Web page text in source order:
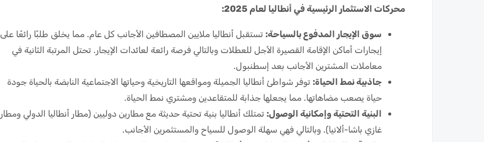
محركات الاستثمار الرئيسية في أنطاليا لعام 2025:
سوق الإيجار المدفوع بالسياحة: تستقبل أنطاليا ملايين المصطافين الأجانب كل عام. مما يخلق طلبًا رائعًا على
إيجارات أماكن الإقامة القصيرة الأجل للعطلات وبالتالي فرصة رائعة لعائدات الإيجار. تحتل المرتبة الثانية في
معاملات المشترين الأجانب بعد إسطنبول.
جاذبية نمط الحياة: توفر شواطئ أنطاليا الجميلة ومواقعها التاريخية وحياتها الاجتماعية النابضة بالحياة جودة
حياة يصعب مضاهاتها. مما يجعلها جذابة للمتقاعدين ومشتري نمط الحياة.
البنية التحتية وإمكانية الوصول: تمتلك أنطاليا بنية تحتية حديثة مع مطارين دوليين (مطار أنطاليا الدولي ومطار
غازي باشا-ألانيا). وبالتالي فهي سهلة الوصول للسياح والمستثمرين الأجانب.